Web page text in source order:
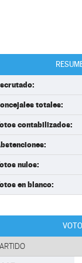
totales:
contabilizados:
nulos:
en blanco: